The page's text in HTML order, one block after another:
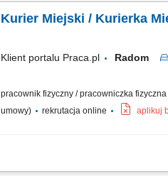
Kurier Miejski / Kurierka
Klient portalu Praca.pl Radom
pracownik fizyczny / pracowniczka fizyczna
umowy)
rekrutacja online aplikuj
odbiór i dostarczanie posiłków, zakupów